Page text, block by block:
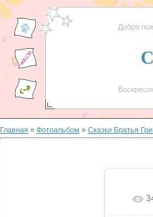
Добро
Главная » Фотоальбом » Сказки Братья